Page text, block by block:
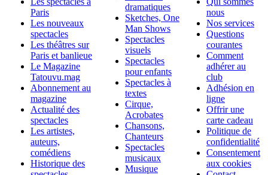
Paris
Les nouveaux
spectacles
Les théâtres sur
Paris et banlieue
Le Magazine
Tatouvu.mag
Abonnement au
magazine
Actualité des
spectacles
Les artistes,
auteurs,
comédiens
Historique des
dramatiques
Sketches, One
Man Shows
Spectacles
visuels
Spectacles
pour enfants
Spectacles à
textes
Cirque,
Acrobates
Chansons,
Chanteurs
Spectacles
musicaux
Musique
nous
Nos services
Questions
courantes
Comment
adhérer au
club
Adhésion en
ligne
Offrir une
carte cadeau
Politique de
confidentialité
Consentement
aux cookies